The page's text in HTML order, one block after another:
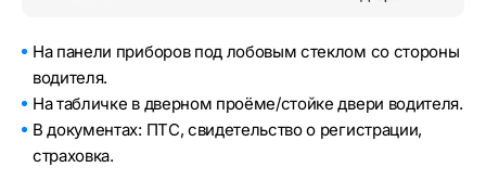
На панели приборов под лобовым стеклом со стороны
водителя.
На табличке в дверном проёме/стойке двери водителя.
В документах: ПТС, свидетельство о регистрации,
страховка.